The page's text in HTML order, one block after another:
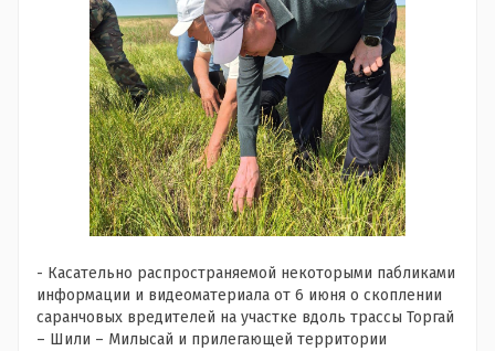
- Касательно распространяемой некоторыми пабликами
информации и видеоматериала от 6 июня о скоплении
саранчовых вредителей на участке вдоль трассы Торгай
– Шили – Милысай и прилегающей территории